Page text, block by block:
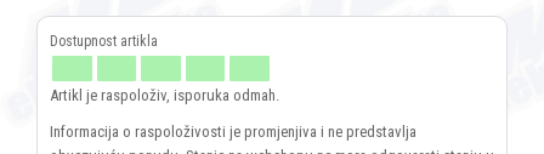
Artikl je raspoloživ, isporuka odmah.
Informacija o raspoloživosti je promjenjiva i ne predstavlja